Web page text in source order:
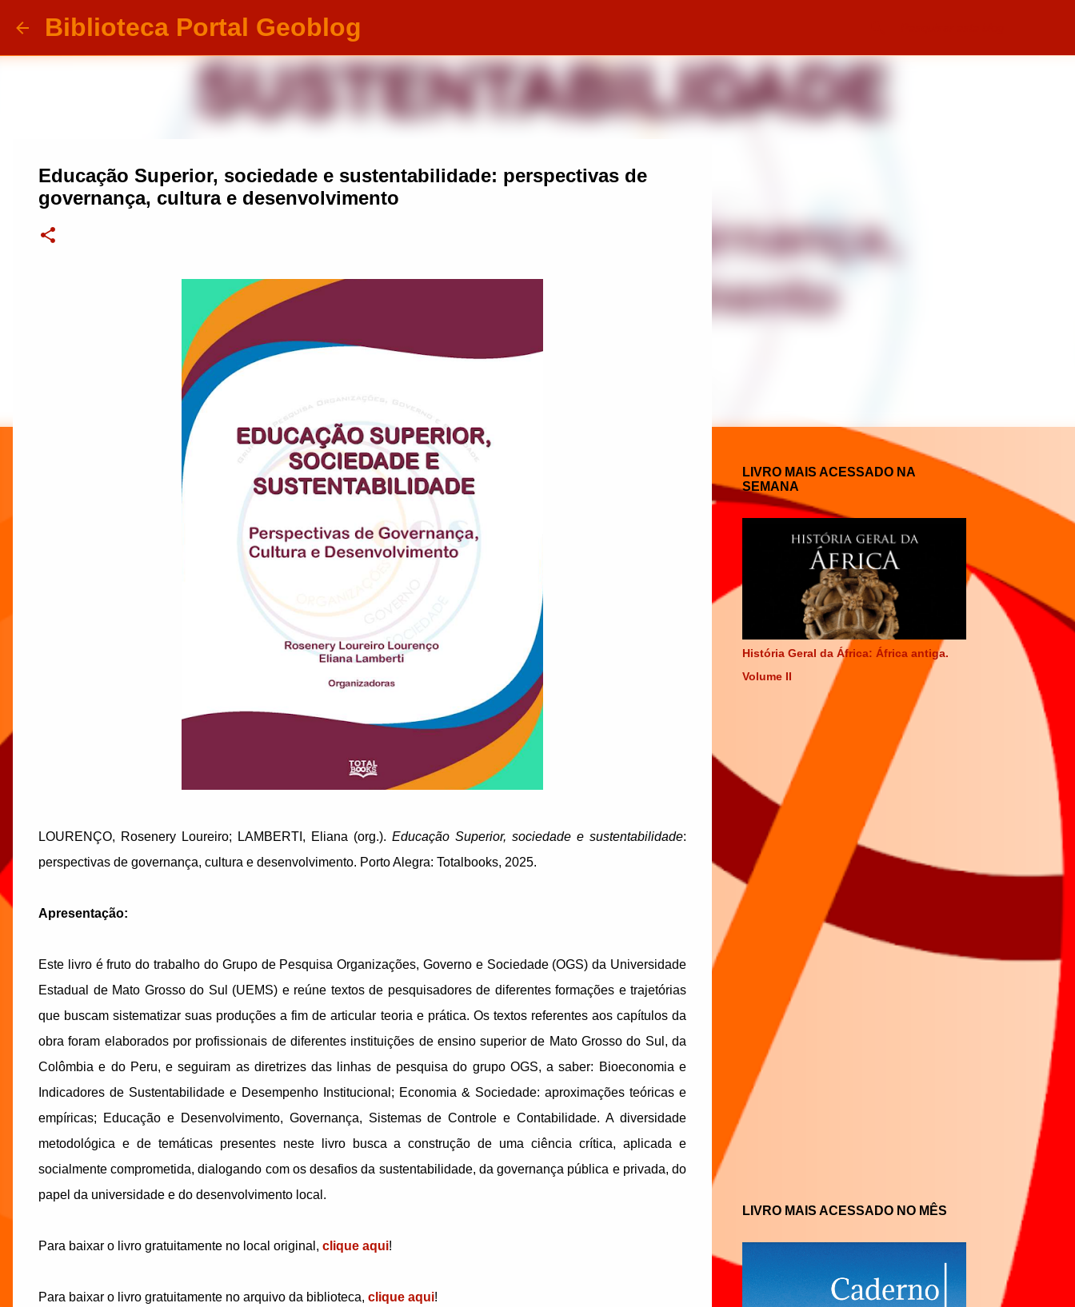
Biblioteca Portal Geoblog
Educação Superior, sociedade e sustentabilidade: perspectivas de
governança, cultura e desenvolvimento
LOURENÇO, Rosenery Loureiro; LAMBERTI, Eliana (org.). Educação Superior, sociedade e sustentabilidade:
perspectivas de governança, cultura e desenvolvimento. Porto Alegra: Totalbooks, 2025.
Apresentação:
Este livro é fruto do trabalho do Grupo de Pesquisa Organizações, Governo e Sociedade (OGS) da Universidade
Estadual de Mato Grosso do Sul (UEMS) e reúne textos de pesquisadores de diferentes formações e trajetórias
que buscam sistematizar suas produções a fim de articular teoria e prática. Os textos referentes aos capítulos da
obra foram elaborados por profissionais de diferentes instituições de ensino superior de Mato Grosso do Sul, da
Colômbia e do Peru, e seguiram as diretrizes das linhas de pesquisa do grupo OGS, a saber: Bioeconomia e
Indicadores de Sustentabilidade e Desempenho Institucional; Economia & Sociedade: aproximações teóricas e
empíricas; Educação e Desenvolvimento, Governança, Sistemas de Controle e Contabilidade. A diversidade
metodológica e de temáticas presentes neste livro busca a construção de uma ciência crítica, aplicada e
socialmente comprometida, dialogando com os desafios da sustentabilidade, da governança pública e privada, do
papel da universidade e do desenvolvimento local.
Para baixar o livro gratuitamente no local original, clique aqui!
Para baixar o livro gratuitamente no arquivo da biblioteca, clique aqui!
LIVRO MAIS ACESSADO NA
SEMANA
História Geral da África: África antiga.
Volume II
LIVRO MAIS ACESSADO NO MÊS